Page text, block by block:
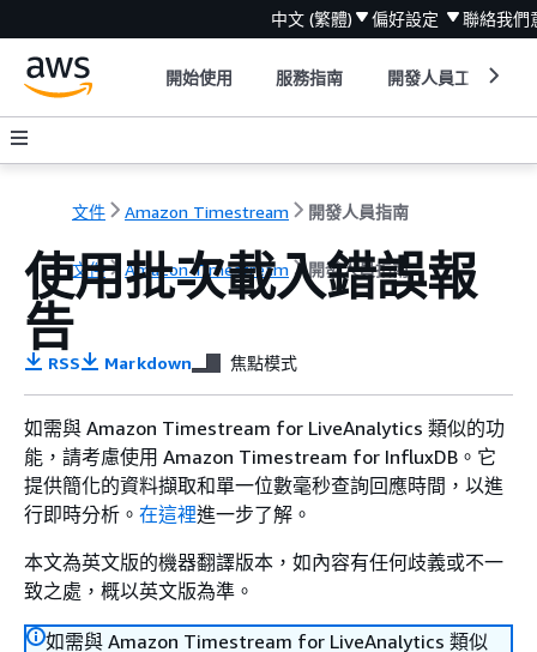
中文 (繁體) 偏好設定 聯絡我們
開始使用 服務指南 開發人員工具
文件 Amazon Timestream 開發人員指南
文件 Amazon Timestream 開發人員指南
使用批次載入錯誤報
告
RSS Markdown 焦點模式
如需與 Amazon Timestream for LiveAnalytics 類似的功
能，請考慮使用 Amazon Timestream for InfluxDB。它
提供簡化的資料擷取和單一位數毫秒查詢回應時間，以進
行即時分析。 在這裡進一步了解。
本文為英文版的機器翻譯版本，如內容有任何歧義或不一
致之處，概以英文版為準。
如需與 Amazon Timestream for LiveAnalytics 類似